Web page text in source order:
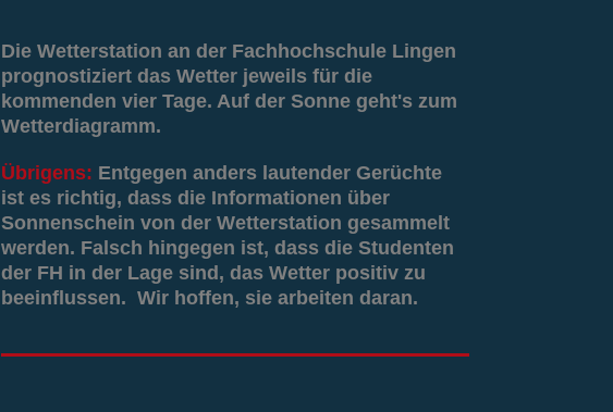
Die Wetterstation an der Fachhochschule Lingen
prognostiziert das Wetter jeweils für die
kommenden vier Tage. Auf der Sonne geht's zum
Wetterdiagramm.
Übrigens: Entgegen anders lautender Gerüchte
ist es richtig, dass die Informationen über
Sonnenschein von der Wetterstation gesammelt
werden. Falsch hingegen ist, dass die Studenten
der FH in der Lage sind, das Wetter positiv zu
beeinflussen. Wir hoffen, sie arbeiten daran.